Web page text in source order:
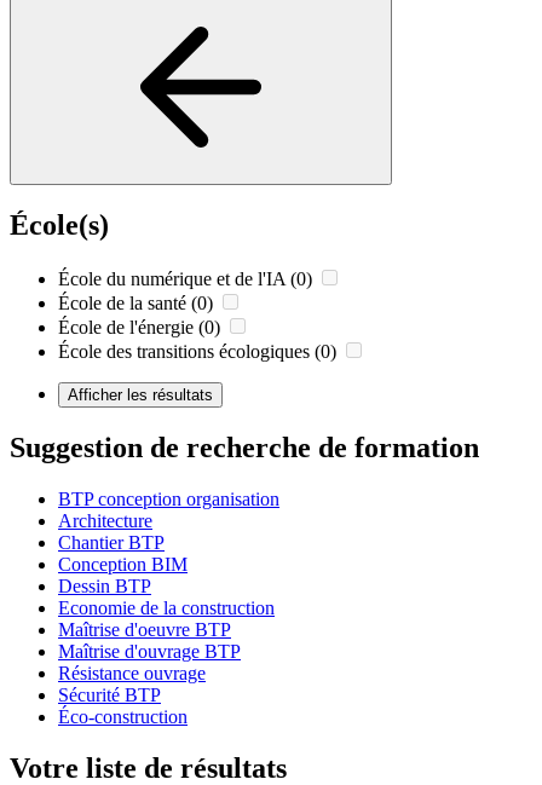
École(s)
École du numérique et de l'IA (0)
École de la santé (0)
École de l'énergie (0)
École des transitions écologiques (0)
Afficher les résultats
Suggestion de recherche de formation
BTP conception organisation
Architecture
Chantier BTP
Conception BIM
Dessin BTP
Economie de la construction
Maîtrise d'oeuvre BTP
Maîtrise d'ouvrage BTP
Résistance ouvrage
Sécurité BTP
Éco-construction
Votre liste de résultats